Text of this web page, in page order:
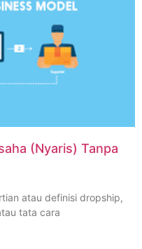
(Nyaris) Tanpa
atau definisi dropship,
tata cara